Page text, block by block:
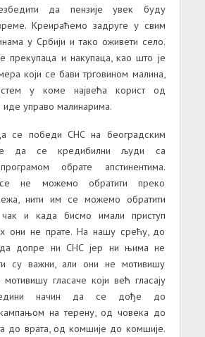
да пензије увек буду
Креираћемо задруге у свим
у Србији и тако оживети село.
прекупаца и накупаца, као што је
који се бави трговином малина,
у коме највећа корист од
иде управо малинарима.
се победи СНС на београдским
да се кредибилни људи са
обрате апстинентима.
се не можемо обратити преко
нити им се можемо обратити
и када бисмо имали приступ
они не прате. На нашу срећу, до
допре ни СНС јер ни њима не
су важни, али они не мотивишу
мотивишу гласаче који већ гласају
Једини начин да се дође до
кампањом на терену, од човека до
до врата, од комшије до комшије.